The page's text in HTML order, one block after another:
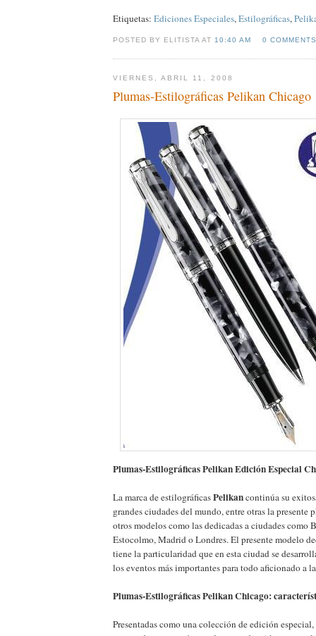
Etiquetas: Ediciones Especiales,Estilográficas,
POSTED BY ELITISTA AT 10:40 AM 0 COMMENTS
VIERNES, ABRIL 11, 2008
Plumas-Estilográficas Pelikan Chicago
Plumas-Estilográficas Pelikan Edición Especial
La marca de estilográficasPelikancontinúa su
grandes ciudades del mundo, entre otras la presente
otros modelos como las dedicadas a ciudades como
Estocolmo, Madrid o Londres. El presente modelo
tiene la particularidad que en esta ciudad se
los eventos más importantes para todo aficionado a
Plumas-Estilográficas Pelikan Chicago:
Presentadas como una colección de edición